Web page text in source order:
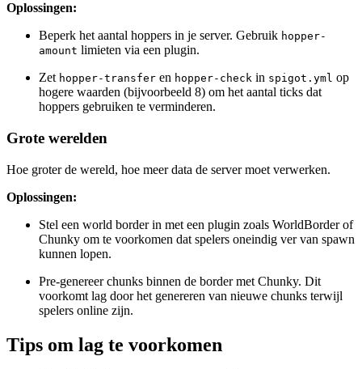
Oplossingen:
Beperk het aantal hoppers in je server. Gebruik hopper-
amount limieten via een plugin.
Zet hopper-transfer en hopper-check in spigot.yml op
hogere waarden (bijvoorbeeld 8) om het aantal ticks dat
hoppers gebruiken te verminderen.
Grote werelden
Hoe groter de wereld, hoe meer data de server moet verwerken.
Oplossingen:
Stel een world border in met een plugin zoals WorldBorder of
Chunky om te voorkomen dat spelers oneindig ver van spawn
kunnen lopen.
Pre-genereer chunks binnen de border met Chunky. Dit
voorkomt lag door het genereren van nieuwe chunks terwijl
spelers online zijn.
Tips om lag te voorkomen